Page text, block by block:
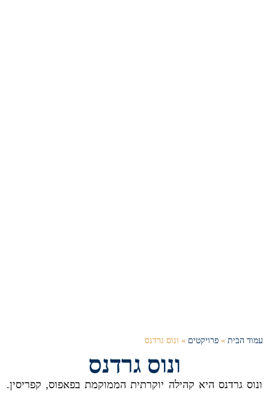
עמוד הבית»פרויקטים»ונוס גרדנס
ונוס גרדנס
ונוס גרדנס היא קהילה יוקרתית הממוקמת בפאפוס, קפריסין.